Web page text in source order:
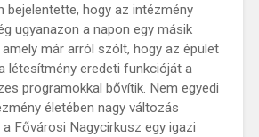
bejelentette, hogy az intézmény
ugyanazon a napon egy másik
már arról szólt, hogy az épület
létesítmény eredeti funkcióját a
programokkal bővítik. Nem egyedi
életében nagy változás
Fővárosi Nagycirkusz egy igazi